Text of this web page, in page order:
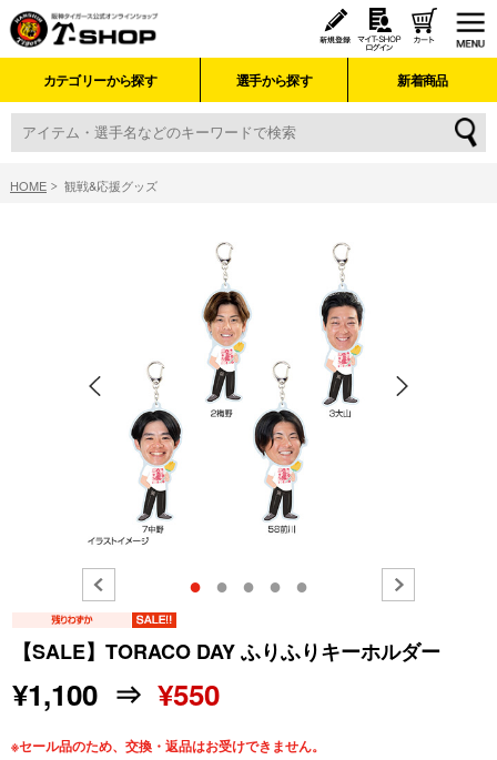
カテゴリーから探す 選手から探す 新着商品
HOME 観戦&応援グッズ
● ● ● ● ●
【SALE】TORACO DAY ふりふりキーホルダー
¥1,100 ⇒¥550
※セール品のため、交換・返品はお受けできません。